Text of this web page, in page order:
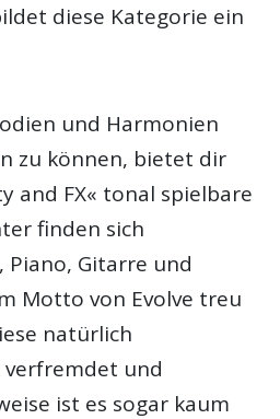
diese Kategorie ein
und Harmonien
zu können, bietet dir
and FX« tonal spielbare
finden sich
Piano, Gitarre und
Motto von Evolve treu
natürlich
und
ist es sogar kaum